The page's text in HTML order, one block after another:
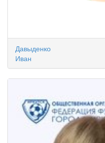
Давыденко
Иван